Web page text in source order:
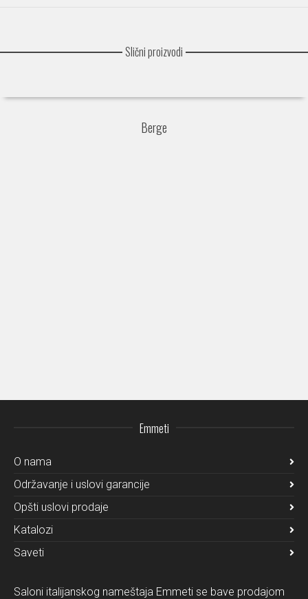
Slični proizvodi
Berge
Emmeti
O nama
Održavanje i uslovi garancije
Opšti uslovi prodaje
Katalozi
Saveti
Saloni italijanskog nameštaja Emmeti se bave prodajom